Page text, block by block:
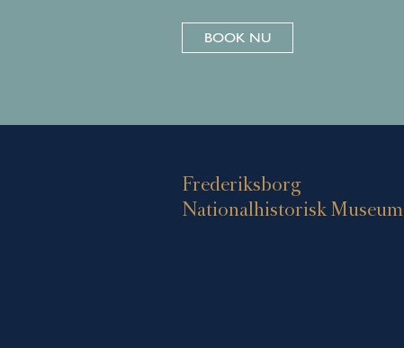
BOOK NU
Frederiksborg
Nationalhistorisk Museum